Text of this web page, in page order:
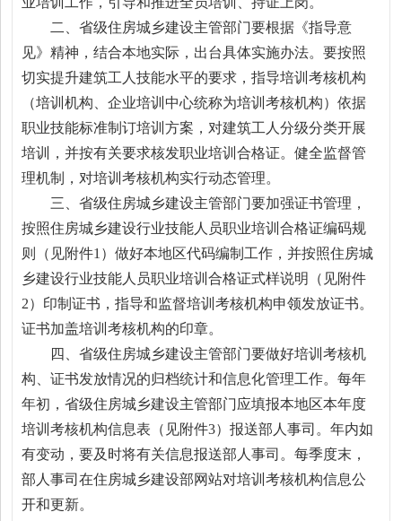
二、省级住房城乡建设主管部门要根据《指导意
见》精神，结合本地实际，出台具体实施办法。要按照
切实提升建筑工人技能水平的要求，指导培训考核机构
（培训机构、企业培训中心统称为培训考核机构）依据
职业技能标准制订培训方案，对建筑工人分级分类开展
培训，并按有关要求核发职业培训合格证。健全监督管
理机制，对培训考核机构实行动态管理。
三、省级住房城乡建设主管部门要加强证书管理，
按照住房城乡建设行业技能人员职业培训合格证编码规
则（见附件1）做好本地区代码编制工作，并按照住房城
乡建设行业技能人员职业培训合格证式样说明（见附件
2）印制证书，指导和监督培训考核机构申领发放证书。
证书加盖培训考核机构的印章。
四、省级住房城乡建设主管部门要做好培训考核机
构、证书发放情况的归档统计和信息化管理工作。每年
年初，省级住房城乡建设主管部门应填报本地区本年度
培训考核机构信息表（见附件3）报送部人事司。年内如
有变动，要及时将有关信息报送部人事司。每季度末，
部人事司在住房城乡建设部网站对培训考核机构信息公
开和更新。